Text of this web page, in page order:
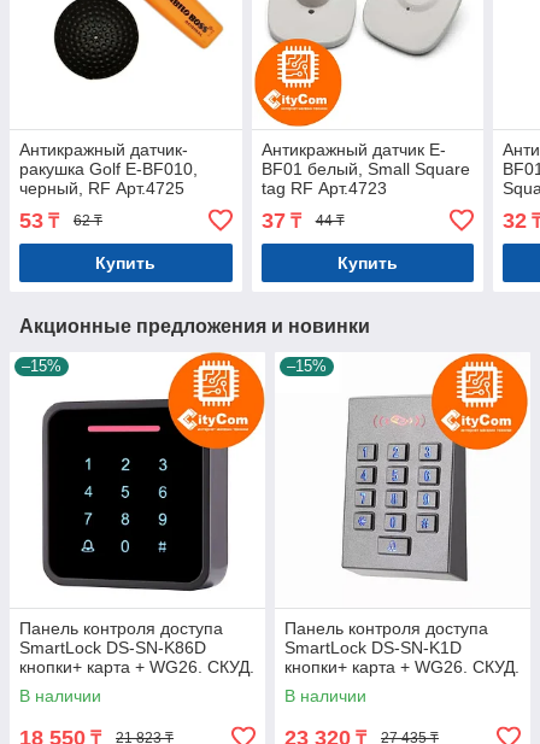
Антикражный датчик-
ракушка Golf E-BF010,
черный, RF Арт.4725
53 ₸ 62 ₸
Купить
Антикражный датчик E-
BF01 белый, Small Square
tag RF Арт.4723
37₸ 44 ₸
Купить
32
Акционные предложения и новинки
–15%
Панель контроля доступа
SmartLock DS-SN-K86D
кнопки+ карта + WG26. СКУД.
Панель накладная.
Сенсорная. Арт.6212
В наличии
18 550 ₸ 21 823 ₸
–15%
Панель контроля доступа
SmartLock DS-SN-K1D
кнопки+ карта + WG26. СКУД.
Панель накладная.
Сенсорная. Арт.6213
В наличии
23 320 ₸ 27 435 ₸